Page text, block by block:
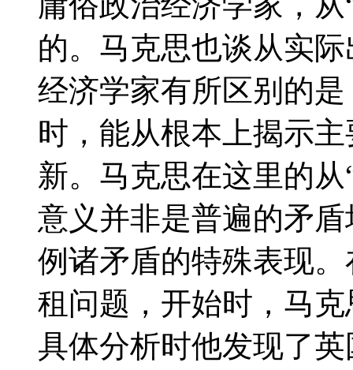
的。马克思也谈从实
经济学家有所区别的
时，能从根本上揭示
新。马克思在这里的
意义并非是普遍的矛
例诸矛盾的特殊表现
租问题，开始时，马
具体分析时他发现了